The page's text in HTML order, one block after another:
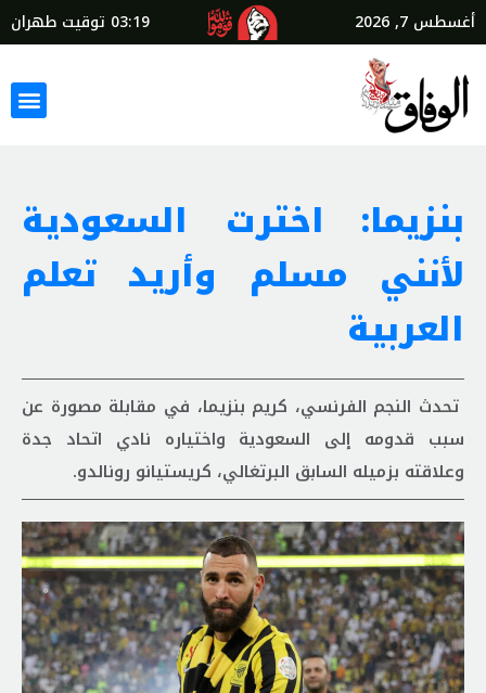
أغسطس 7, 2026 03:19 توقيت طهران
بنزيما: اخترت السعودية
لأنني مسلم وأريد تعلم
العربية
تحدث النجم الفرنسي، كريم بنزيما، في مقابلة مصورة عن
سبب قدومه إلى السعودية واختياره نادي اتحاد جدة
وعلاقته بزميله السابق البرتغالي، كريستيانو رونالدو.